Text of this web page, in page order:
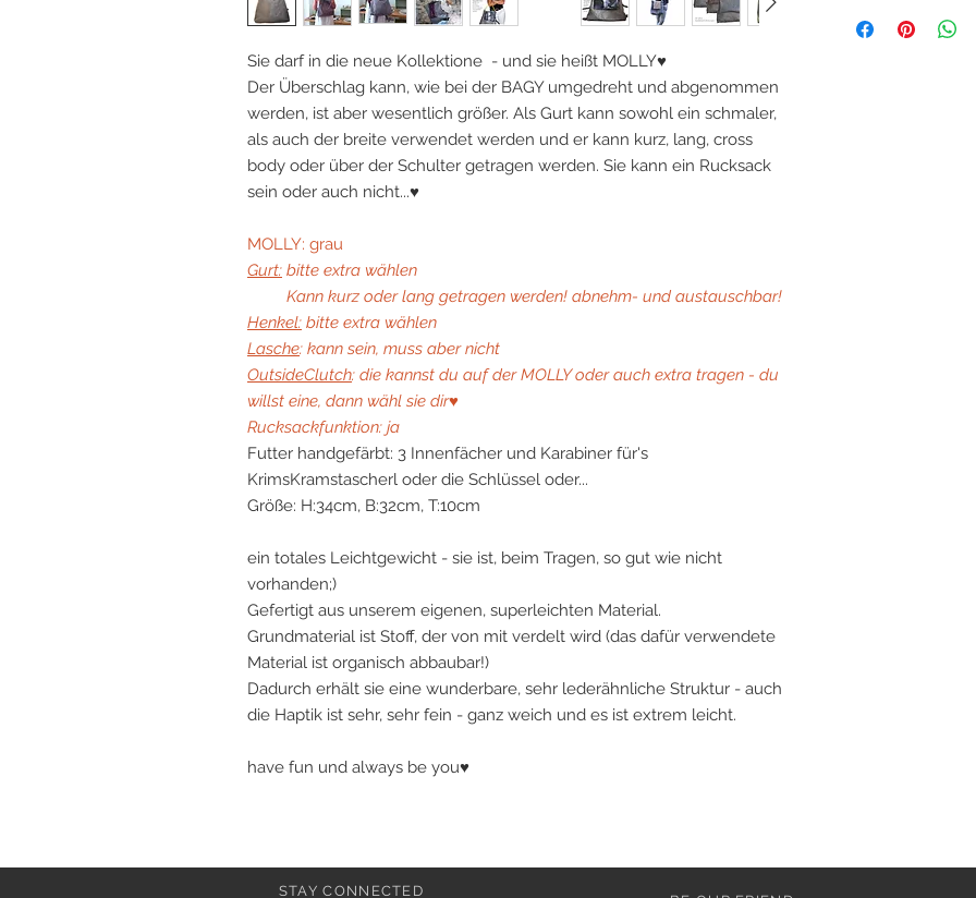
Sie darf in die neue Kollektione - und sie heißt MOLLY♥
Der Überschlag kann, wie bei der BAGY umgedreht und abgenommen
werden, ist aber wesentlich größer. Als Gurt kann sowohl ein schmaler,
als auch der breite verwendet werden und er kann kurz, lang, cross
body oder über der Schulter getragen werden. Sie kann ein Rucksack
sein oder auch nicht...♥
MOLLY: grau
Gurt: bitte extra wählen
Kann kurz oder lang getragen werden! abnehm- und austauschbar!
Henkel: bitte extra wählen
Lasche: kann sein, muss aber nicht
OutsideClutch: die kannst du auf der MOLLY oder auch extra tragen - du
willst eine, dann wähl sie dir♥
Rucksackfunktion: ja
Futter handgefärbt: 3 Innenfächer und Karabiner für's
KrimsKramstascherl oder die Schlüssel oder...
Größe: H:34cm, B:32cm, T:10cm
ein totales Leichtgewicht - sie ist, beim Tragen, so gut wie nicht
vorhanden;)
Gefertigt aus unserem eigenen, superleichten Material.
Grundmaterial ist Stoff, der von mit verdelt wird (das dafür verwendete
Material ist organisch abbaubar!)
Dadurch erhält sie eine wunderbare, sehr lederähnliche Struktur - auch
die Haptik ist sehr, sehr fein - ganz weich und es ist extrem leicht.
have fun und always be you♥
Grundmaterial ist
wasserabweisend
STAY CONNECTED